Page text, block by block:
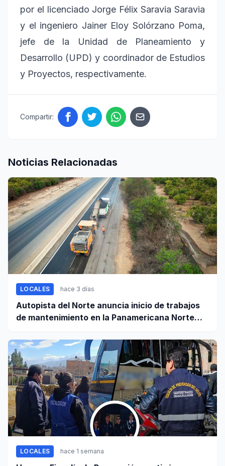
por el licenciado Jorge Félix Saravia Saravia
y el ingeniero Jainer Eloy Solórzano Poma,
jefe de la Unidad de Planeamiento y
Desarrollo (UPD) y coordinador de Estudios
y Proyectos, respectivamente.
Compartir:
Noticias Relacionadas
LOCALES hace 3 días
Autopista del Norte anuncia inicio de trabajos
de mantenimiento en la Panamericana Norte
LOCALES hace 1 semana